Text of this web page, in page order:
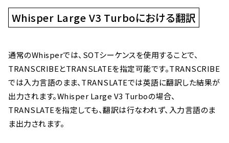
Whisper Large V3 Turboにおける翻訳
通常のWhisperでは、SOTシーケンスを使用することで、
TRANSCRIBEとTRANSLATEを指定可能です。TRANSCRIBE
では入力言語のまま、TRANSLATEでは英語に翻訳した結果が
出力されます。Whisper Large V3 Turboの場合、
TRANSLATEを指定しても、翻訳は行なわれず、入力言語のま
ま出力されます。